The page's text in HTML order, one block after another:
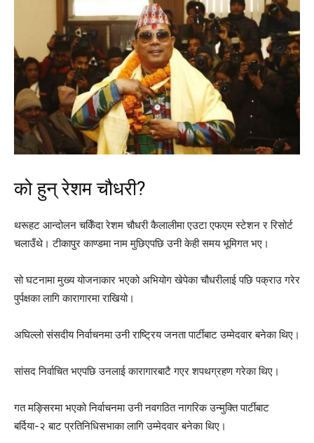
को हुन् रेशम चौधरी?
थरूहट आन्दोलन चर्किँदा रेशम चौधरी कैलालीमा एउटा एफएम स्टेशन र रिसोर्ट
चलाउँथे। टीकापुर काण्डमा नाम मुछिएपछि उनी केही समय भूमिगत भए।
सो घटनामा मुख्य योजनाकार भएको अभियोग खेपेका चौधरीलाई पछि पक्राउ गरेर
पुर्पक्षका लागि कारागारमा राखियो।
अघिल्लो संसदीय निर्वाचनमा उनी राष्ट्रिय जनता पार्टीबाट उम्मेदवार बनेका थिए।
सांसद निर्वाचित भएपछि उनलाई कारागारबाटै गएर शपथग्रहण गरेका थिए।
गत मङ्सिरमा भएको निर्वाचनमा उनी नवगठित नागरिक उन्मुक्ति पार्टीबाट
बर्दिया-२ बाट प्रतिनिधिसभाका लागि उम्मेदवार बनेका थिए।